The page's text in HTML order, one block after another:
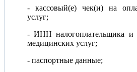
- кассовый(е) чек(и) на
услуг;
- ИНН налогоплательщика и
медицинских услуг;
- паспортные данные;